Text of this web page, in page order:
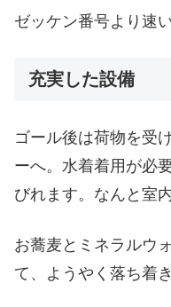
ゼッケン番号より速
充実した設備
ゴール後は荷物を受
ーへ。水着着用が必
びれます。なんと室
お蕎麦とミネラルウ
て、ようやく落ち着